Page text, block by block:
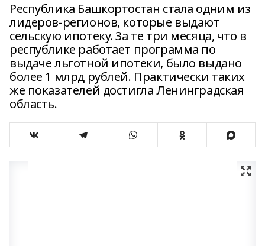
Республика Башкортостан стала одним из
лидеров-регионов, которые выдают
сельскую ипотеку. За те три месяца, что в
республике работает программа по
выдаче льготной ипотеки, было выдано
более 1 млрд рублей. Практически таких
же показателей достигла Ленинградская
область.